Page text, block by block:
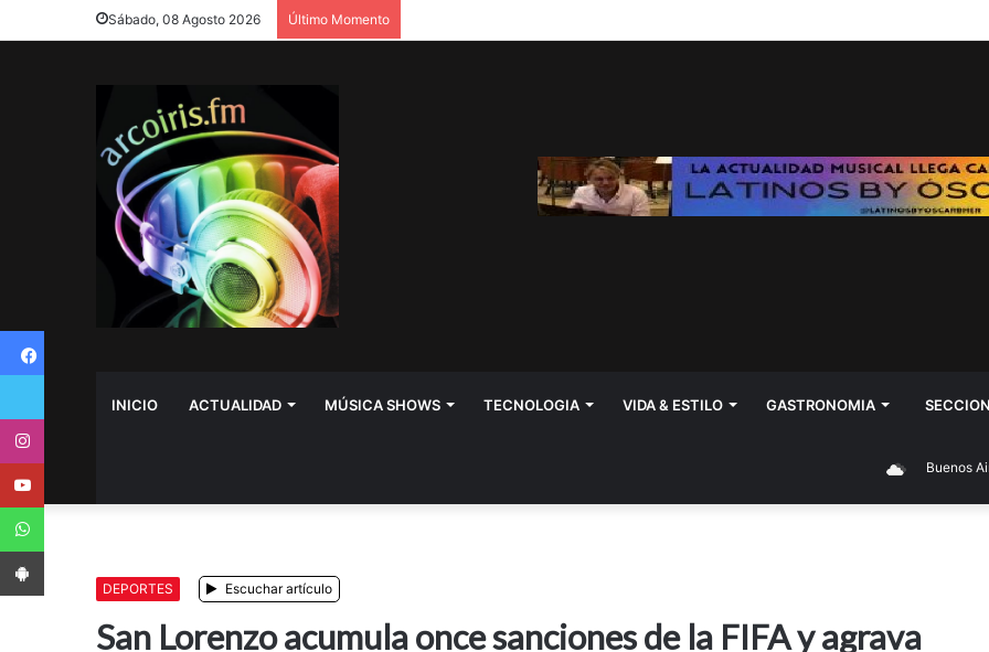
Sábado, 08 Agosto 2026 Último Momento
INICIO ACTUALIDAD MÚSICA SHOWS TECNOLOGIA VIDA & ESTILO GASTRONOMIA
Buenos Aires
DEPORTES Escuchar artículo
San Lorenzo acumula once sanciones de la FIFA y agrava
WhatsApp